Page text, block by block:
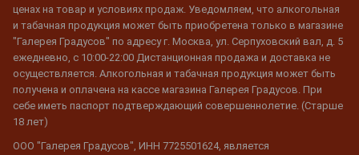
ценах на товар и условиях продаж. Уведомляем, что алкогольная
и табачная продукция может быть приобретена только в магазине
"Галерея Градусов" по адресу г. Москва, ул. Серпуховский вал, д. 5
ежедневно, с 10:00-22:00 Дистанционная продажа и доставка не
осуществляется. Алкогольная и табачная продукция может быть
получена и оплачена на кассе магазина Галерея Градусов. При
себе иметь паспорт подтверждающий совершеннолетие. (Старше
18 лет)
ООО "Галерея Градусов", ИНН 7725501624, является